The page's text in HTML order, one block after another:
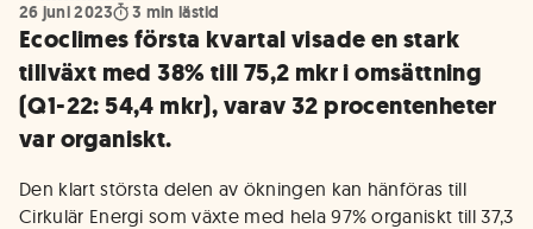
26 juni 2023
3 min lästid
Ecoclimes första kvartal visade en stark
tillväxt med 38% till 75,2 mkr i omsättning
(Q1-22: 54,4 mkr), varav 32 procentenheter
var organiskt.
Den klart största delen av ökningen kan hänföras till
Cirkulär Energi som växte med hela 97% organiskt till 37,3